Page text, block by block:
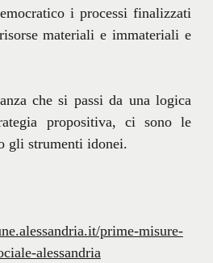
i processi finalizzati
materiali e immateriali e
che si passi da una logica
propositiva, ci sono le
gli strumenti idonei.
prime-misure-
alessandria